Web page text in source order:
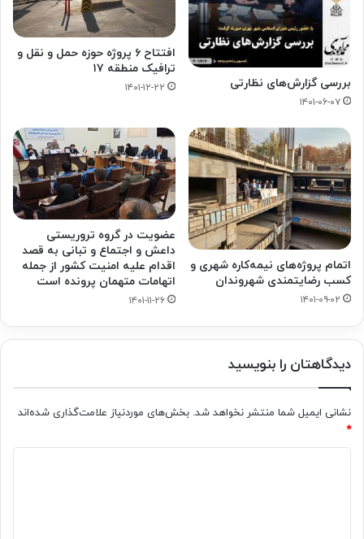
بررسی گزارش‌های نظارتی
۱۴۰۱-۰۶-۰۷
افتتاح ۶ پروژه حوزه حمل و نقل و
ترافیک منطقه ۱۷
۱۴۰۱-۱۲-۲۲
اتمام پروژه‌های نیمه‌کاره شهری و
کسب رضایتمندی شهروندان
۱۴۰۱-۰۹-۰۲
عضویت در گروه تروریستی
داعش و اجتماع و تبانی به قصد
اقدام علیه امنیت کشور از جمله
اتهامات متهمان پرونده است
۱۴۰۱-۱۱-۲۶
دیدگاهتان را بنویسید
نشانی ایمیل شما منتشر نخواهد شد. بخش‌های موردنیاز علامت‌گذاری شده‌اند
*